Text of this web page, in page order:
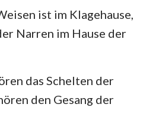
Nahum
ist im Klagehause,
Narren im Hause der
das Schelten der
den Gesang der